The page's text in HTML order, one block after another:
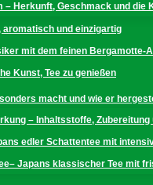
– Herkunft, Geschmack und die
aromatisch und einzigartig
mit dem feinen Bergamotte-
Kunst, Tee zu genießen
macht und wie er
– Inhaltsstoffe,
edler Schattentee mit
Japans klassischer Tee mit